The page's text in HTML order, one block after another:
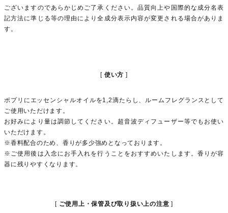
ございますのであらかじめご了承ください。品質向上や国際的な成分名表
記方法に準じる等の理由により全成分表示内容が変更される場合がありま
す。
使い方
ポプリにエッセンシャルオイルを1,2滴たらし、ルームフレグランスとして
ご使用いただけます。
お好みにより量は調節してください。超音波ディフューザー等でもお使い
いただけます。
※香料配合のため、香りが多少強めとなっております。
※ご使用後は入念にお手入れを行うことをおすすめいたします。香りが容
器に残りやすくなります。
ご使用上・保管及び取り扱い上の注意